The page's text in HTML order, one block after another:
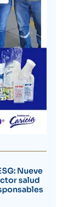
Nueve
salud